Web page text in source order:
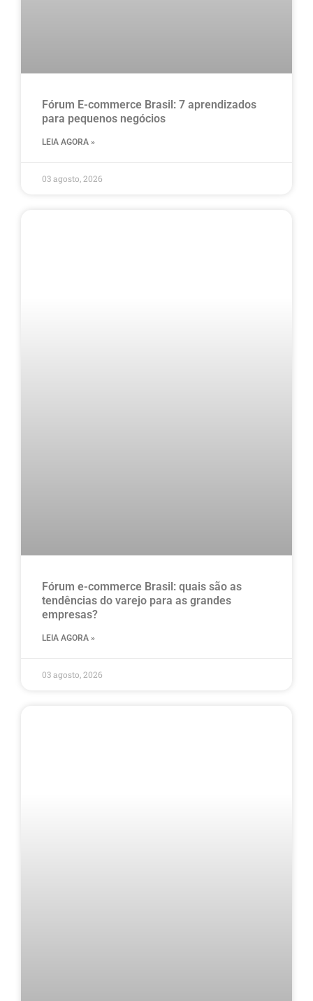
Fórum E-commerce Brasil: 7 aprendizados
para pequenos negócios
LEIA AGORA »
03 agosto, 2026
Fórum e-commerce Brasil: quais são as
tendências do varejo para as grandes
empresas?
LEIA AGORA »
03 agosto, 2026